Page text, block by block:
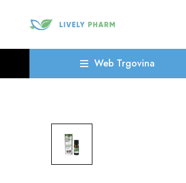
Web Trgovina